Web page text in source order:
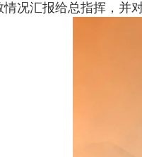
况汇报给总指挥，并